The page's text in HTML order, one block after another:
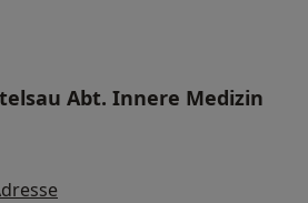
Abt. Innere Medizin